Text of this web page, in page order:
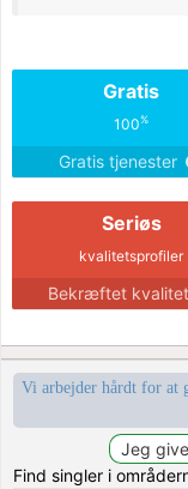
Gratis
100%
Gratis tjenester
Seriøs
kvalitetsprofiler
Bekræftet kvalitet
Vi arbejder hårdt for at
Find singler i